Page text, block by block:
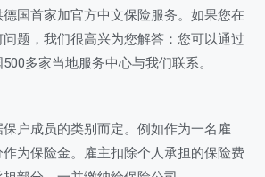
国首家加官方中文保险服务。如果您在
题，我们很高兴为您解答：您可以通过
多家当地服务中心与我们联系。
户成员的类别而定。例如作为一名雇
作为保险金。雇主扣除个人承担的保险费